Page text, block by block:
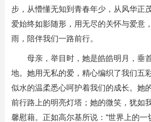
步，从懵懂无知到青春年少，从风华正
爱始终如影随形，用无尽的关怀与爱意
雨，陪伴我们一路前行。
母亲，举目时，她是皓皓明月，垂
地。她用无私的爱，精心编织了我们五
似水的温柔悉心呵护着我们的成长。她
前行路上的明亮灯塔；她的微笑，犹如
馨慰藉。正如高尔基所说：“世界上的一